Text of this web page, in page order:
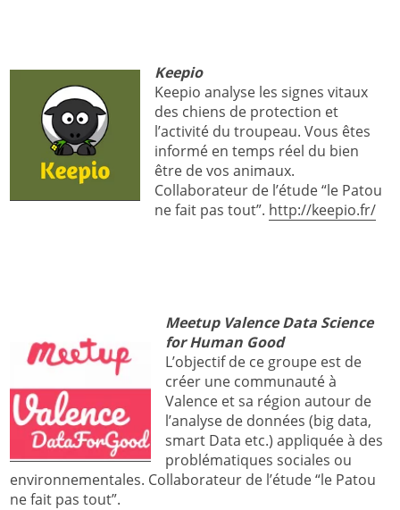
Keepio
Keepio analyse les signes vitaux
des chiens de protection et
l’activité du troupeau. Vous êtes
informé en temps réel du bien
être de vos animaux.
Collaborateur de l’étude “le Patou
ne fait pas tout”. http://keepio.fr/
Meetup Valence Data Science
for Human Good
L’objectif de ce groupe est de
créer une communauté à
Valence et sa région autour de
l’analyse de données (big data,
smart Data etc.) appliquée à des
problématiques sociales ou
environnementales. Collaborateur de l’étude “le Patou
ne fait pas tout”.